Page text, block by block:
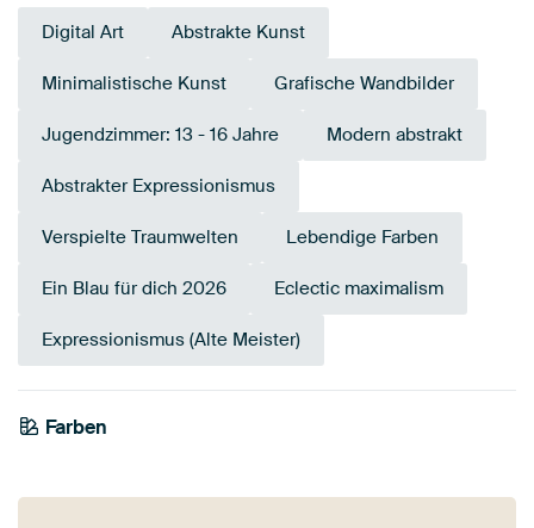
Digital Art Abstrakte Kunst
Minimalistische Kunst Grafische Wandbilder
Jugendzimmer: 13 - 16 Jahre Modern abstrakt
Abstrakter Expressionismus
Verspielte Traumwelten Lebendige Farben
Ein Blau für dich 2026 Eclectic maximalism
Expressionismus (Alte Meister)
Farben
Beige
Terrakotta
Gold